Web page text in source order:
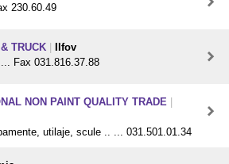
230.60.49
TRUCK
Ilfov
Fax 031.816.37.88
NON PAINT QUALITY TRADE
utilaje, scule .. ... 031.501.01.34